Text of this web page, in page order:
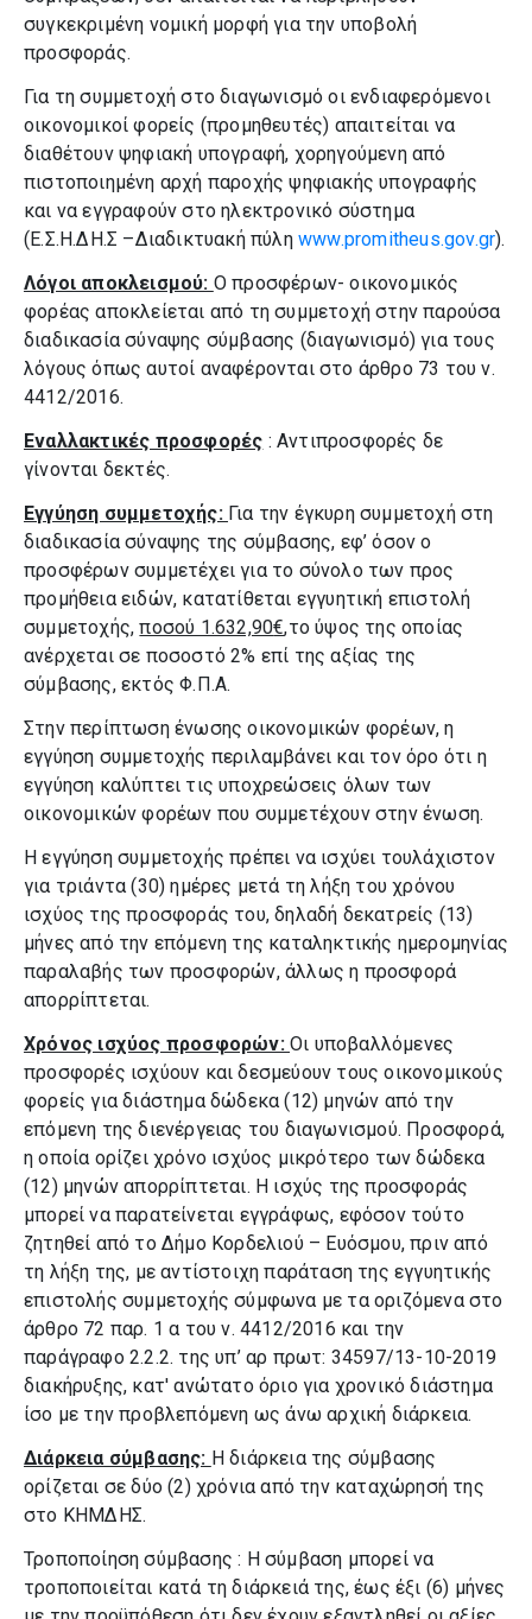
συγκεκριμένη νομική μορφή για την υποβολή
προσφοράς.
Για τη συμμετοχή στο διαγωνισμό οι ενδιαφερόμενοι
οικονομικοί φορείς (προμηθευτές) απαιτείται να
διαθέτουν ψηφιακή υπογραφή, χορηγούμενη από
πιστοποιημένη αρχή παροχής ψηφιακής υπογραφής
και να εγγραφούν στο ηλεκτρονικό σύστημα
(Ε.Σ.Η.ΔΗ.Σ –Διαδικτυακή πύλη www.promitheus.gov.gr).
Λόγοι αποκλεισμού: Ο προσφέρων- οικονομικός
φορέας αποκλείεται από τη συμμετοχή στην παρούσα
διαδικασία σύναψης σύμβασης (διαγωνισμό) για τους
λόγους όπως αυτοί αναφέρονται στο άρθρο 73 του ν.
4412/2016.
Εναλλακτικές προσφορές : Αντιπροσφορές δε
γίνονται δεκτές.
Εγγύηση συμμετοχής: Για την έγκυρη συμμετοχή στη
διαδικασία σύναψης της σύμβασης, εφ’ όσον ο
προσφέρων συμμετέχει για το σύνολο των προς
προμήθεια ειδών, κατατίθεται εγγυητική επιστολή
συμμετοχής,ποσού 1.632,90€,το ύψος της οποίας
ανέρχεται σε ποσοστό 2% επί της αξίας της
σύμβασης, εκτός Φ.Π.Α.
Στην περίπτωση ένωσης οικονομικών φορέων, η
εγγύηση συμμετοχής περιλαμβάνει και τον όρο ότι η
εγγύηση καλύπτει τις υποχρεώσεις όλων των
οικονομικών φορέων που συμμετέχουν στην ένωση.
Η εγγύηση συμμετοχής πρέπει να ισχύει τουλάχιστον
για τριάντα (30) ημέρες μετά τη λήξη του χρόνου
ισχύος της προσφοράς του, δηλαδή δεκατρείς (13)
μήνες από την επόμενη της καταληκτικής ημερομηνίας
παραλαβής των προσφορών, άλλως η προσφορά
απορρίπτεται.
Χρόνος ισχύος προσφορών: Οι υποβαλλόμενες
προσφορές ισχύουν και δεσμεύουν τους οικονομικούς
φορείς για διάστημα δώδεκα (12) μηνών από την
επόμενη της διενέργειας του διαγωνισμού. Προσφορά,
η οποία ορίζει χρόνο ισχύος μικρότερο των δώδεκα
(12) μηνών απορρίπτεται. Η ισχύς της προσφοράς
μπορεί να παρατείνεται εγγράφως, εφόσον τούτο
ζητηθεί από το Δήμο Κορδελιού – Ευόσμου, πριν από
τη λήξη της, με αντίστοιχη παράταση της εγγυητικής
επιστολής συμμετοχής σύμφωνα με τα οριζόμενα στο
άρθρο 72 παρ. 1 α του ν. 4412/2016 και την
παράγραφο 2.2.2. της υπ’ αρ πρωτ: 34597/13-10-2019
διακήρυξης, κατ' ανώτατο όριο για χρονικό διάστημα
ίσο με την προβλεπόμενη ως άνω αρχική διάρκεια.
Διάρκεια σύμβασης: Η διάρκεια της σύμβασης
ορίζεται σε δύο (2) χρόνια από την καταχώρησή της
στο ΚΗΜΔΗΣ.
Τροποποίηση σύμβασης : Η σύμβαση μπορεί να
τροποποιείται κατά τη διάρκειά της, έως έξι (6) μήνες